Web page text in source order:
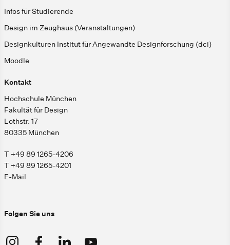
Infos für Studierende
Design im Zeughaus (Veranstaltungen)
Designkulturen Institut für Angewandte Designforschung (dci)
Moodle
Kontakt
Hochschule München
Fakultät für Design
Lothstr. 17
80335 München
T +49 89 1265-4206
T +49 89 1265-4201
E-Mail
Folgen Sie uns